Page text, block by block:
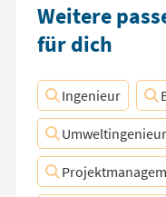
Weitere
für dich
Ingenieur
Umweltingenieur